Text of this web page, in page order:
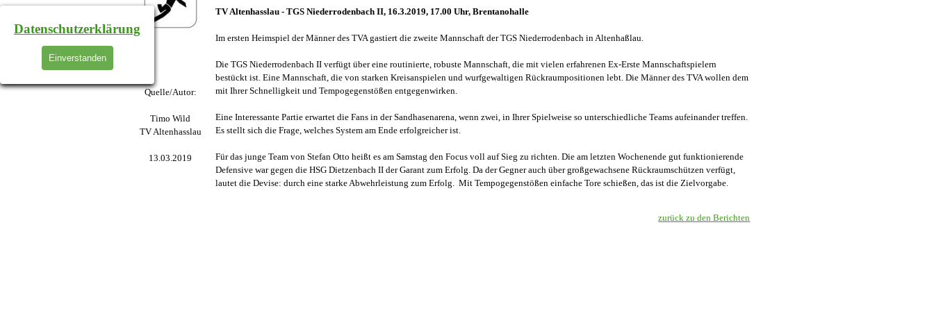
Datenschutzerklärung
Einverstanden
Quelle/Autor:
Timo Wild
TV Altenhasslau
13.03.2019
TV Altenhasslau - TGS Niederrodenbach II, 16.3.2019, 17.00 Uhr, Brentanohalle
Im ersten Heimspiel der Männer des TVA gastiert die zweite Mannschaft der TGS Niederrodenbach in Altenhaßlau.
Die TGS Niederrodenbach II verfügt über eine routinierte, robuste Mannschaft, die mit vielen erfahrenen Ex-Erste Mannschaftspielern
bestückt ist. Eine Mannschaft, die von starken Kreisanspielen und wurfgewaltigen Rückraumpositionen lebt. Die Männer des TVA wollen dem
mit Ihrer Schnelligkeit und Tempogegenstößen entgegenwirken.
Eine Interessante Partie erwartet die Fans in der Sandhasenarena, wenn zwei, in Ihrer Spielweise so unterschiedliche Teams aufeinander treffen.
Es stellt sich die Frage, welches System am Ende erfolgreicher ist.
Für das junge Team von Stefan Otto heißt es am Samstag den Focus voll auf Sieg zu richten. Die am letzten Wochenende gut funktionierende
Defensive war gegen die HSG Dietzenbach II der Garant zum Erfolg. Da der Gegner auch über großgewachsene Rückraumschützen verfügt,
lautet die Devise: durch eine starke Abwehrleistung zum Erfolg. Mit Tempogegenstößen einfache Tore schießen, das ist die Zielvorgabe.
zurück zu den Berichten